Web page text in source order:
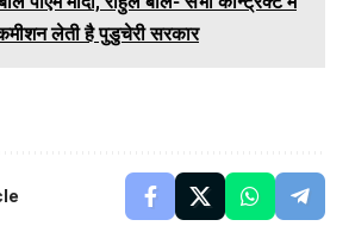
लेती है पुडुचेरी सरकार